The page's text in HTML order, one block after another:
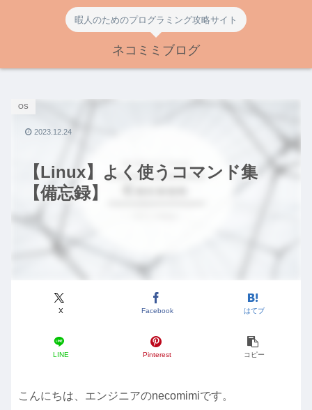
暇人のためのプログラミング攻略サイト
ネコミミブログ
【Linux】よく使うコマンド集
【備忘録】
OS
X Facebook はてブ
LINE Pinterest コピー
2023.12.24
こんにちは、エンジニアのnecomimiです。